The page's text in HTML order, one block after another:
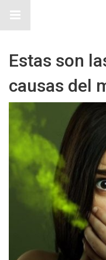
Estas son
causas del